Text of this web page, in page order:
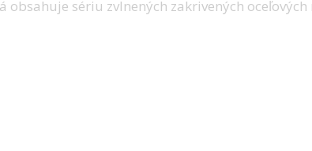
sériu zvlnených zakrivených